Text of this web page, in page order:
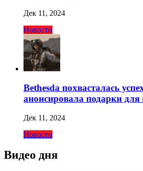
Дек 11, 2024
Новости
Bethesda похвасталась
анонсировала подарки для
Дек 11, 2024
Новости
Видео дня